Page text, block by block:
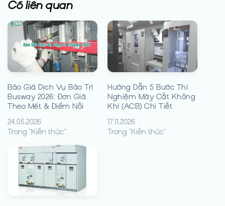
Có liên quan
Báo Giá Dịch Vụ Bảo Trì
Busway 2026: Đơn Giá
Theo Mét & Điểm Nối
24.05.2026
Trong "Kiến thức"
Hướng Dẫn 5 Bước Thí
Nghiệm Máy Cắt Không
Khí (ACB) Chi Tiết
17.11.2026
Trong "Kiến thức"